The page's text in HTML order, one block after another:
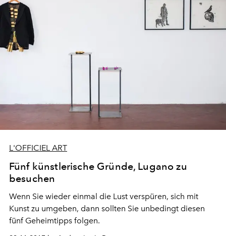
L'OFFICIEL ART
Fünf künstlerische Gründe, Lugano zu
besuchen
Wenn Sie wieder einmal die Lust verspüren, sich mit
Kunst zu umgeben, dann sollten Sie unbedingt diesen
fünf Geheimtipps folgen.